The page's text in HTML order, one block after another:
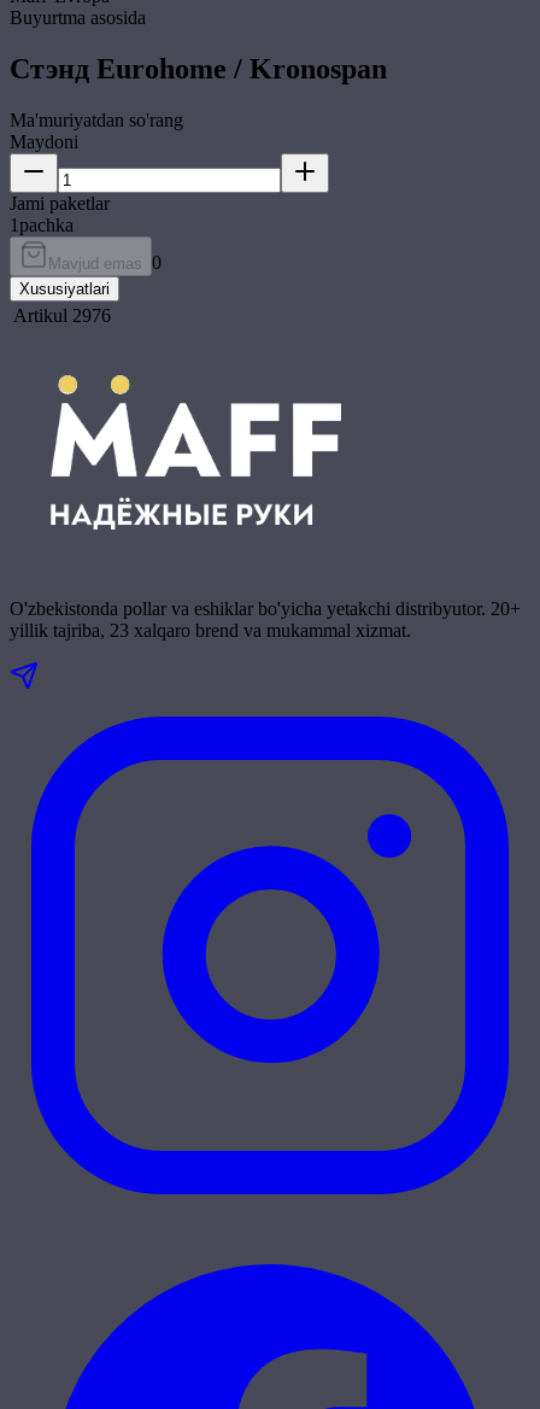
Buyurtma asosida
Стэнд Eurohome / Kronospan
Ma'muriyatdan so'rang
Maydoni
Jami paketlar
1pachka
Mavjud emas 0
Xususiyatlari
Artikul 2976
O'zbekistonda pollar va eshiklar bo'yicha yetakchi distribyutor. 20+
yillik tajriba, 23 xalqaro brend va mukammal xizmat.